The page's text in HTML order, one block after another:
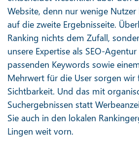
Website, denn nur wenige
auf die zweite Ergebnisseite.
Ranking nichts dem Zufall,
unsere Expertise als SEO-
passenden Keywords sowie
Mehrwert für die User sorgen wir
Sichtbarkeit. Und das mit
Suchergebnissen statt
Sie auch in den lokalen
Lingen weit vorn.